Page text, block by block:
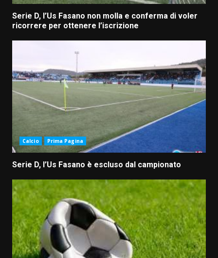
Serie D, l’Us Fasano non molla e conferma di voler
ricorrere per ottenere l’iscrizione
Calcio Prima Pagina
Serie D, l’Us Fasano è escluso dal campionato